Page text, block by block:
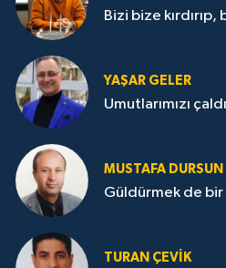
Bizi bize
YAŞAR GELER
Umutlarımızı
MUSTAFA DURSUN
Güldürmek de bir
TURAN ÇEVİK